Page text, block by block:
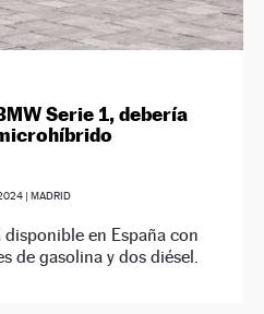
Serie 1, debería
| MADRID
en España con
de gasolina y dos diésel.